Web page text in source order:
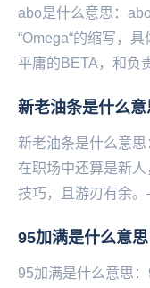
abo是什么意思：abo
“Omega“的缩写，
平庸的BETA，和负
新老油条是什么意
新老油条是什么意思
在职场中还算是新
技巧，且游刃有余
95加满是什么意思
95加满是什么意思